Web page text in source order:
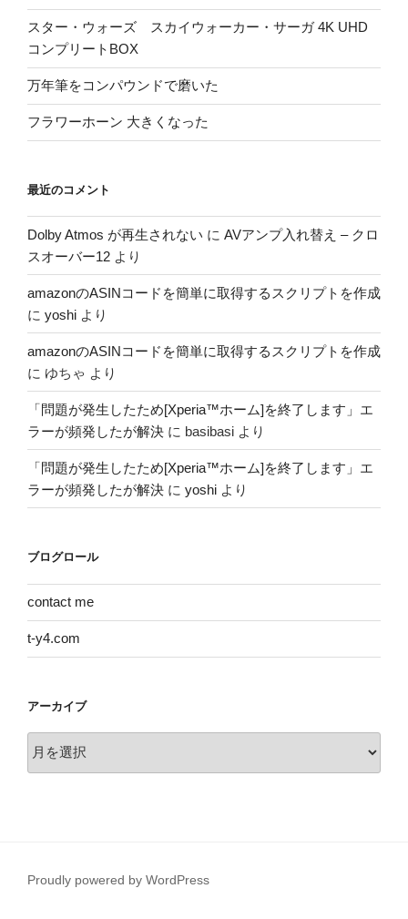
スター・ウォーズ スカイウォーカー・サーガ 4K UHD
コンプリートBOX
万年筆をコンパウンドで磨いた
フラワーホーン 大きくなった
最近のコメント
Dolby Atmos が再生されない に AVアンプ入れ替え – クロ
スオーバー12 より
amazonのASINコードを簡単に取得するスクリプトを作成
に yoshi より
amazonのASINコードを簡単に取得するスクリプトを作成
に ゆちゃ より
「問題が発生したため[Xperia™ホーム]を終了します」エ
ラーが頻発したが解決 に basibasi より
「問題が発生したため[Xperia™ホーム]を終了します」エ
ラーが頻発したが解決 に yoshi より
ブログロール
contact me
t-y4.com
アーカイブ
ー
Proudly powered by WordPress